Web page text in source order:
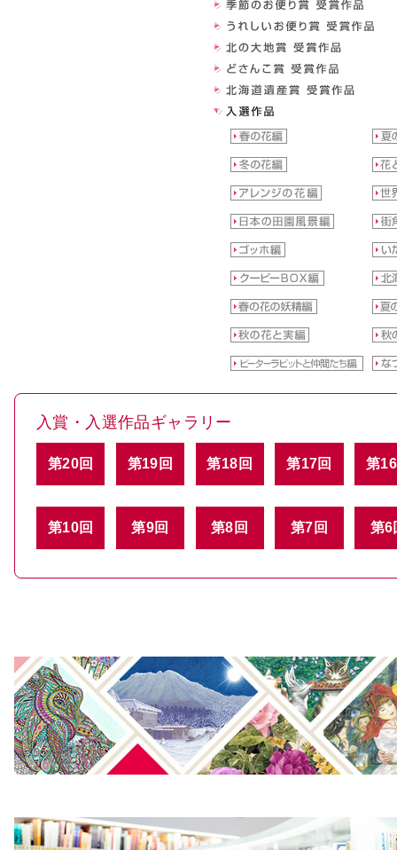
入賞・入選作品ギャラリー
第20回 第19回 第18回 第17回 第
第10回 第9回 第8回 第7回 第6